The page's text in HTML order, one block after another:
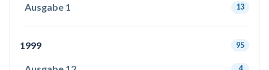
Ausgabe 1 13
1999 95